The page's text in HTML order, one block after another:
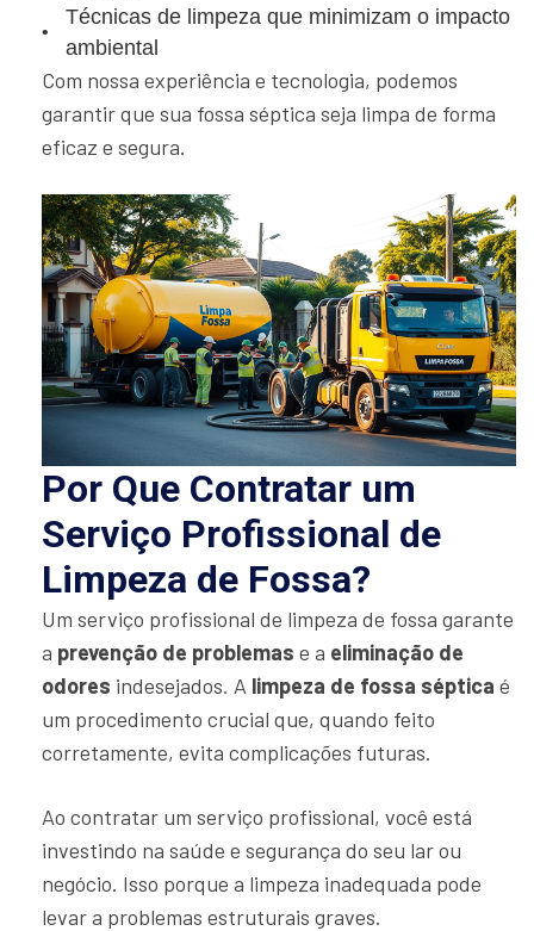
Técnicas de limpeza que minimizam o impacto
ambiental
Com nossa experiência e tecnologia, podemos
garantir que sua fossa séptica seja limpa de forma
eficaz e segura.
Por Que Contratar um
Serviço Profissional de
Limpeza de Fossa?
Um serviço profissional de limpeza de fossa garante
a prevenção de problemas e a eliminação de
odores indesejados. A limpeza de fossa séptica é
um procedimento crucial que, quando feito
corretamente, evita complicações futuras.
Ao contratar um serviço profissional, você está
investindo na saúde e segurança do seu lar ou
negócio. Isso porque a limpeza inadequada pode
levar a problemas estruturais graves.